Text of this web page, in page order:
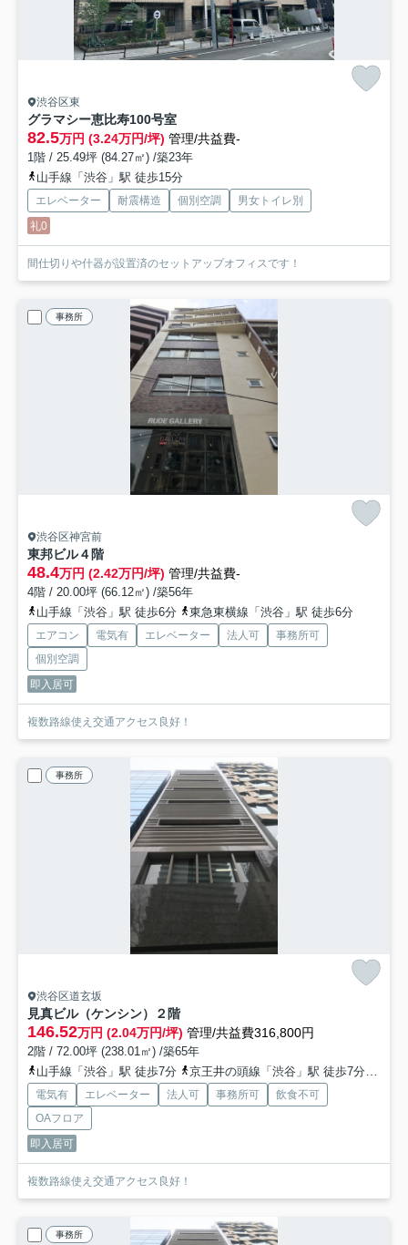
渋谷区東
グラマシー恵比寿100号室
82.5万円 (3.24万円/坪) 管理/共益費-
1階 / 25.49坪 (84.27㎡) /築23年
山手線「渋谷」駅 徒歩15分
エレベーター 耐震構造 個別空調
男女トイレ別
礼0
間仕切りや什器が設置済のセットアップオフィスです！
事務所
渋谷区神宮前
東邦ビル４階
48.4万円 (2.42万円/坪) 管理/共益費-
4階 / 20.00坪 (66.12㎡) /築56年
山手線「渋谷」駅 徒歩6分
東急東横線「渋谷」駅 徒歩6分
エアコン 電気有 エレベーター 法人可
事務所可
個別空調
即入居可
複数路線使え交通アクセス良好！
事務所
渋谷区道玄坂
見真ビル（ケンシン） ２階
146.52万円 (2.04万円/坪) 管理/共益費316,800円
2階 / 72.00坪 (238.01㎡) /築65年
山手線「渋谷」駅 徒歩7分
京王井の頭線「渋谷」駅 徒歩7分
電気有 エレベーター 法人可 事務所可
飲食不可
OAフロア
即入居可
複数路線使え交通アクセス良好！
事務所